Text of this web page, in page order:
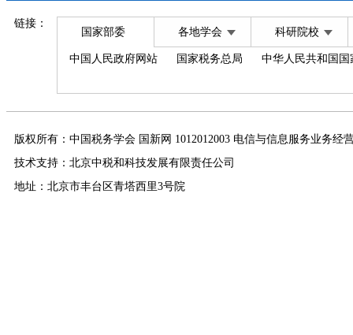
链接：
国家部委 各地学会 科研院校
中国人民政府网站 国家税务总局 中华人民共和国
版权所有：中国税务学会 国新网 1012012003 电信与信息服务业务经
技术支持：北京中税和科技发展有限责任公司
地址：北京市丰台区青塔西里3号院